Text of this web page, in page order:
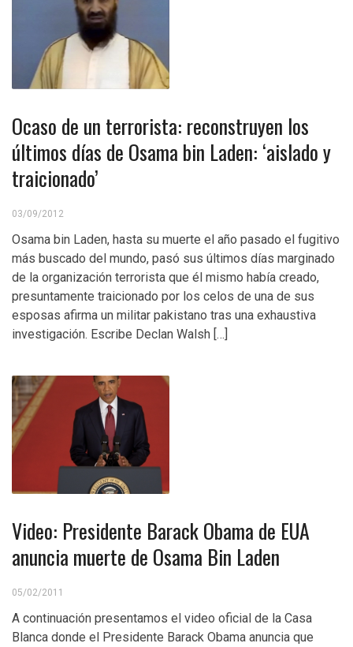
Ocaso de un terrorista: reconstruyen los
últimos días de Osama bin Laden: ‘aislado y
traicionado’
03/09/2012
Osama bin Laden, hasta su muerte el año pasado el fugitivo
más buscado del mundo, pasó sus últimos días marginado
de la organización terrorista que él mismo había creado,
presuntamente traicionado por los celos de una de sus
esposas afirma un militar pakistano tras una exhaustiva
investigación. Escribe Declan Walsh […]
Video: Presidente Barack Obama de EUA
anuncia muerte de Osama Bin Laden
05/02/2011
A continuación presentamos el video oficial de la Casa
Blanca donde el Presidente Barack Obama anuncia que